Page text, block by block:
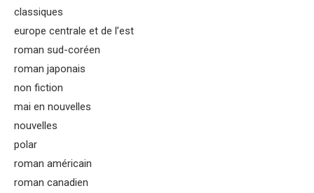
classiques
europe centrale et de l’est
roman sud-coréen
roman japonais
non fiction
mai en nouvelles
nouvelles
polar
roman américain
roman canadien